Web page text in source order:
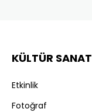
KÜLTÜR SANAT
Etkinlik
Fotoğraf